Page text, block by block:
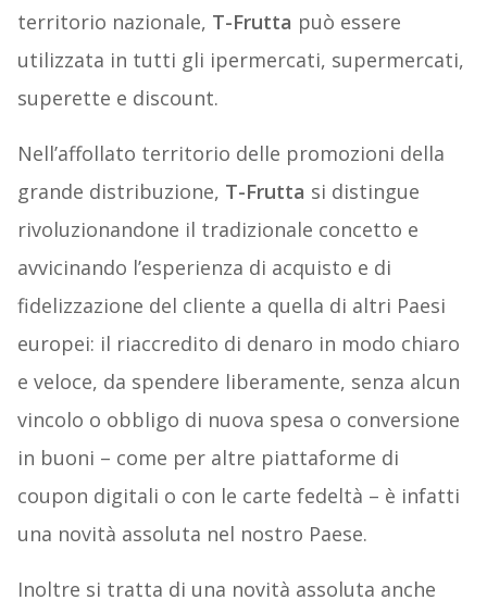
territorio nazionale, T-Frutta può essere
utilizzata in tutti gli ipermercati, supermercati,
superette e discount.
Nell’affollato territorio delle promozioni della
grande distribuzione, T-Frutta si distingue
rivoluzionandone il tradizionale concetto e
avvicinando l’esperienza di acquisto e di
fidelizzazione del cliente a quella di altri Paesi
europei: il riaccredito di denaro in modo chiaro
e veloce, da spendere liberamente, senza alcun
vincolo o obbligo di nuova spesa o conversione
in buoni – come per altre piattaforme di
coupon digitali o con le carte fedeltà – è infatti
una novità assoluta nel nostro Paese.
Inoltre si tratta di una novità assoluta anche